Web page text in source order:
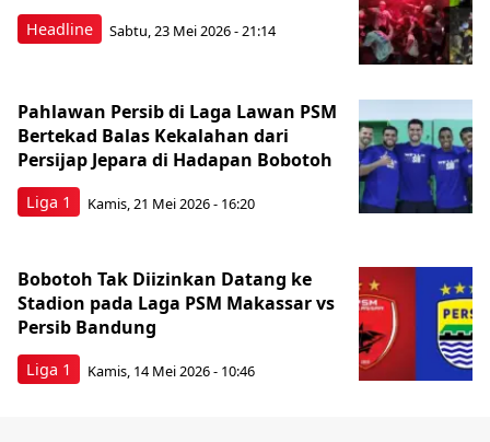
Headline Sabtu, 23 Mei 2026 - 21:14
Liga 1
Pahlawan Persib di Laga Lawan PSM
Bertekad Balas Kekalahan dari
Persijap Jepara di Hadapan Bobotoh
Kamis, 21 Mei 2026 - 16:20
Liga 1
Bobotoh Tak Diizinkan Datang ke
Stadion pada Laga PSM Makassar vs
Persib Bandung
Kamis, 14 Mei 2026 - 10:46